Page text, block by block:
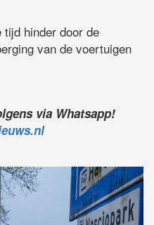
hinder door de
van de voertuigen
via Whatsapp!